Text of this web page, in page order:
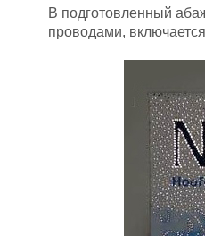
В подготовленный
проводами,